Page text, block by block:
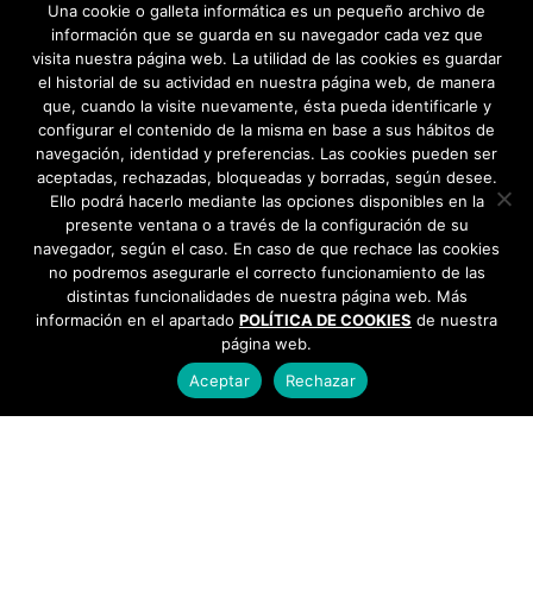
Una cookie o galleta informática es un pequeño archivo de
información que se guarda en su navegador cada vez que
visita nuestra página web. La utilidad de las cookies es guardar
el historial de su actividad en nuestra página web, de manera
que, cuando la visite nuevamente, ésta pueda identificarle y
configurar el contenido de la misma en base a sus hábitos de
navegación, identidad y preferencias. Las cookies pueden ser
aceptadas, rechazadas, bloqueadas y borradas, según desee.
Ello podrá hacerlo mediante las opciones disponibles en la
presente ventana o a través de la configuración de su
navegador, según el caso. En caso de que rechace las cookies
no podremos asegurarle el correcto funcionamiento de las
distintas funcionalidades de nuestra página web. Más
información en el apartado POLÍTICA DE COOKIES de nuestra
página web.
Aceptar
Rechazar